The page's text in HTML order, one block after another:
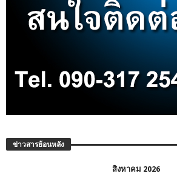
ข่าวสารย้อนหลัง
สิงหาคม 2026